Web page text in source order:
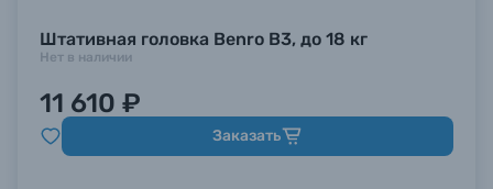
Штативная головка Benro B3, до 18 кг
Нет в наличии
11 610 ₽
Заказать